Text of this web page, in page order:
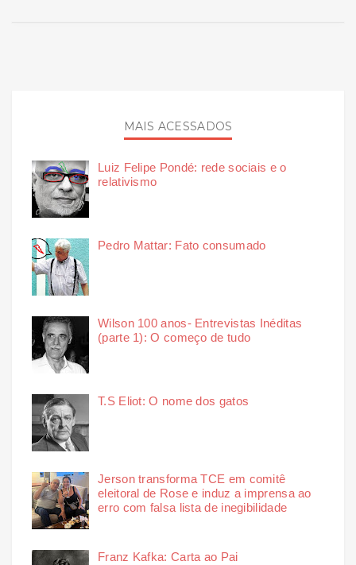
MAIS ACESSADOS
Luiz Felipe Pondé: rede sociais e o
relativismo
Pedro Mattar: Fato consumado
Wilson 100 anos- Entrevistas Inéditas
(parte 1): O começo de tudo
T.S Eliot: O nome dos gatos
Jerson transforma TCE em comitê
eleitoral de Rose e induz a imprensa ao
erro com falsa lista de inegibilidade
Franz Kafka: Carta ao Pai